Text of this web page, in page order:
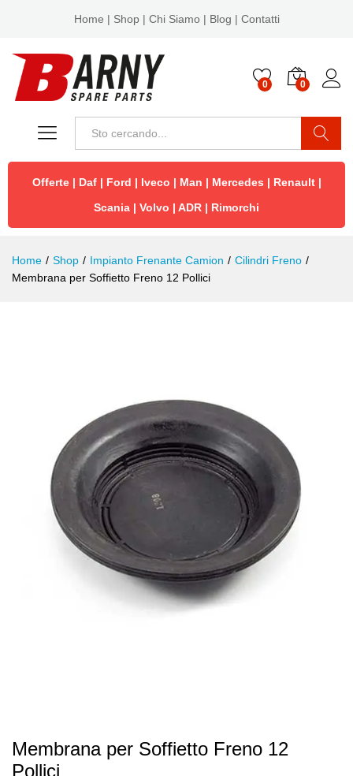
Home | Shop| Chi Siamo| Blog | Contatti
0 0
Offerte| Daf| Ford | Iveco | Man | Mercedes | Renault|
Scania | Volvo | ADR | Rimorchi
Home / Shop / Impianto Frenante Camion / Cilindri Freno /
Membrana per Soffietto Freno 12 Pollici
Membrana per Soffietto Freno 12
Pollici